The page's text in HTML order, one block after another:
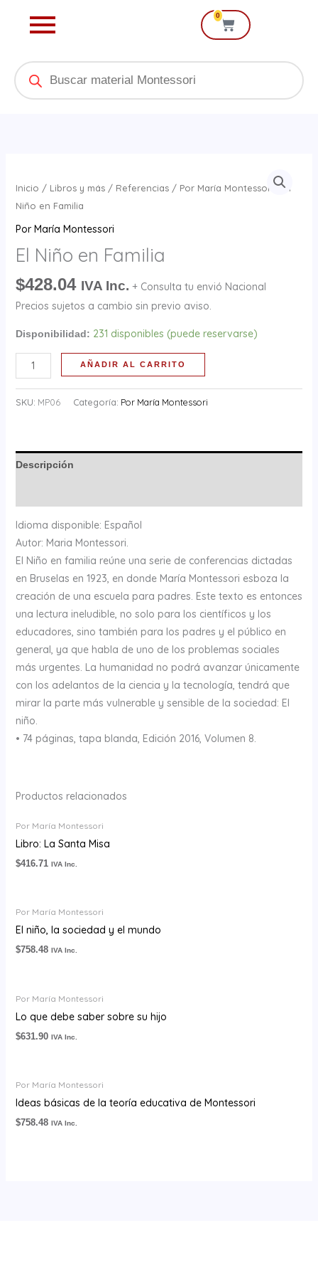
0
Cart
Products
search
Inicio / Libros y más/ Referencias/ Por María Montessori / El
Niño en Familia
Por María Montessori
El Niño en Familia
$428.04 IVA Inc. + Consulta tu envió Nacional
Precios sujetos a cambio sin previo aviso.
Disponibilidad: 231 disponibles (puede reservarse)
Niño
en
AÑADIR AL CARRITO
SKU: MP06 Categoría: Por María Montessori
Descripción
Idioma disponible: Español
Autor: Maria Montessori.
El Niño en familia reúne una serie de conferencias dictadas
en Bruselas en 1923, en donde María Montessori esboza la
creación de una escuela para padres. Este texto es entonces
una lectura ineludible, no solo para los científicos y los
educadores, sino también para los padres y el público en
general, ya que habla de uno de los problemas sociales
más urgentes. La humanidad no podrá avanzar únicamente
con los adelantos de la ciencia y la tecnología, tendrá que
mirar la parte más vulnerable y sensible de la sociedad: El
niño.
• 74 páginas, tapa blanda, Edición 2016, Volumen 8.
Productos relacionados
Por María Montessori
Libro: La Santa Misa
$416.71 IVA Inc.
Por María Montessori
El niño, la sociedad y el mundo
$758.48 IVA Inc.
Por María Montessori
Lo que debe saber sobre su hijo
$631.90 IVA Inc.
Por María Montessori
Ideas básicas de la teoría educativa de Montessori
$758.48 IVA Inc.